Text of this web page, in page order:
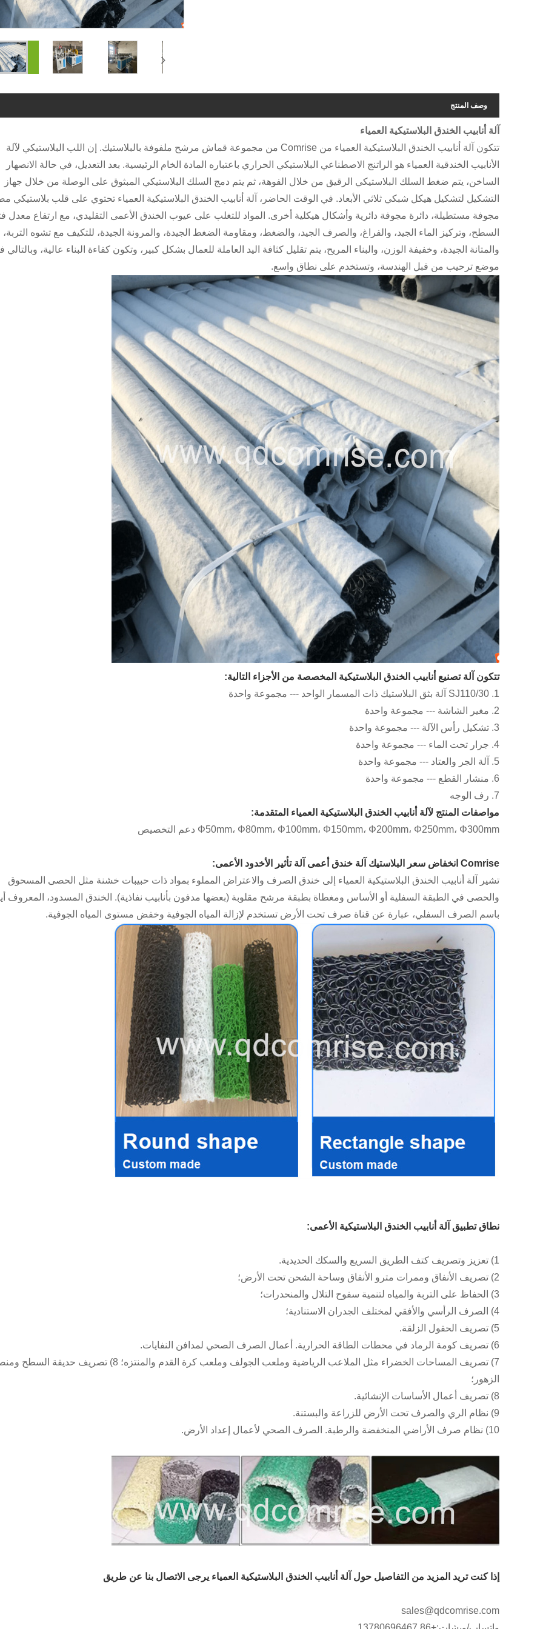
وصف المنتج
آلة أنابيب الخندق البلاستيكية العمياء
تتكون آلة أنابيب الخندق البلاستيكية العمياء من Comrise من مجموعة قماش مرشح ملفوفة بالبلاستيك. إن اللب البلاستيكي لآلة
الأنابيب الخندقية العمياء هو الراتنج الاصطناعي البلاستيكي الحراري باعتباره المادة الخام الرئيسية. بعد التعديل، في حالة الانصهار
الساخن، يتم ضغط السلك البلاستيكي الرقيق من خلال الفوهة، ثم يتم دمج السلك البلاستيكي المبثوق على الوصلة من خلال جهاز
التشكيل لتشكيل هيكل شبكي ثلاثي الأبعاد. في الوقت الحاضر، آلة أنابيب الخندق البلاستيكية العمياء تحتوي على قلب بلاستيكي
مجوفة مستطيلة، دائرة مجوفة دائرية وأشكال هيكلية أخرى. المواد للتغلب على عيوب الخندق الأعمى التقليدي، مع ارتفاع معدل
السطح، وتركيز الماء الجيد، والفراغ، والصرف الجيد، والضغط، ومقاومة الضغط الجيدة، والمرونة الجيدة، للتكيف مع تشوه التربة،
والمتانة الجيدة، وخفيفة الوزن، والبناء المريح، يتم تقليل كثافة اليد العاملة للعمال بشكل كبير، وتكون كفاءة البناء عالية، وبالتالي
موضع ترحيب من قبل الهندسة، وتستخدم على نطاق واسع.
تتكون آلة تصنيع أنابيب الخندق البلاستيكية المخصصة من الأجزاء التالية:
1. SJ110/30 آلة بثق البلاستيك ذات المسمار الواحد --- مجموعة واحدة
2. مغير الشاشة --- مجموعة واحدة
3. تشكيل رأس الآلة --- مجموعة واحدة
4. جرار تحت الماء --- مجموعة واحدة
5. آلة الجر والعتاد --- مجموعة واحدة
6. منشار القطع --- مجموعة واحدة
7. رف الوجه
مواصفات المنتج لآلة أنابيب الخندق البلاستيكية العمياء المتقدمة:
Φ50mm، Φ80mm، Φ100mm، Φ150mm، Φ200mm، Φ250mm، Φ300mm دعم التخصيص
Comrise انخفاض سعر البلاستيك آلة خندق أعمى آلة تأثير الأخدود الأعمى:
تشير آلة أنابيب الخندق البلاستيكية العمياء إلى خندق الصرف والاعتراض المملوء بمواد ذات حبيبات خشنة مثل الحصى المسحوق
والحصى في الطبقة السفلية أو الأساس ومغطاة بطبقة مرشح مقلوبة (بعضها مدفون بأنابيب نفاذية). الخندق المسدود، المعروف
باسم الصرف السفلي، عبارة عن قناة صرف تحت الأرض تستخدم لإزالة المياه الجوفية وخفض مستوى المياه الجوفية.
نطاق تطبيق آلة أنابيب الخندق البلاستيكية الأعمى:
1) تعزيز وتصريف كتف الطريق السريع والسكك الحديدية.
2) تصريف الأنفاق وممرات مترو الأنفاق وساحة الشحن تحت الأرض؛
3) الحفاظ على التربة والمياه لتنمية سفوح التلال والمنحدرات؛
4) الصرف الرأسي والأفقي لمختلف الجدران الاستنادية؛
5) تصريف الحقول الزلقة.
6) تصريف كومة الرماد في محطات الطاقة الحرارية. أعمال الصرف الصحي لمدافن النفايات.
7) تصريف المساحات الخضراء مثل الملاعب الرياضية وملعب الجولف وملعب كرة القدم والمنتزه؛ 8) تصريف حديقة
الزهور؛
8) تصريف أعمال الأساسات الإنشائية.
9) نظام الري والصرف تحت الأرض للزراعة والبستنة.
10) نظام صرف الأراضي المنخفضة والرطبة. الصرف الصحي لأعمال إعداد الأرض.
إذا كنت تريد المزيد من التفاصيل حول آلة أنابيب الخندق البلاستيكية العمياء يرجى الاتصال بنا عن طريق
sales@qdcomrise.com